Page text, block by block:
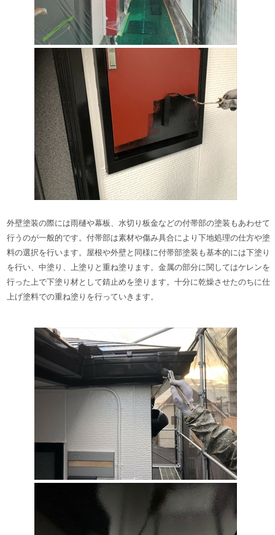
外壁塗装の際には雨樋や幕板、水切り板金などの付帯部の塗装もあわせて
行うのが一般的です。付帯部は素材や傷み具合により下地処理の仕方や塗
料の選択を行います。 屋根や外壁と同様に付帯部塗装も基本的には下塗り
を行い、中塗り、上塗りと重ね塗ります。 金属の部分に関してはケレンを
行った上で下塗り材として錆止めを塗ります。十分に乾燥させたのちに仕
上げ塗料での重ね塗りを行っていきます。